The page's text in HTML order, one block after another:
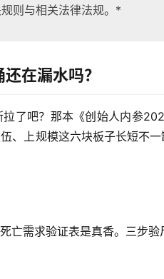
则与相关法律法规。*
在漏水吗？
了吧？那本《创始人内参
、上规模这六块板子长短不
亡需求验证表是真香。三步验